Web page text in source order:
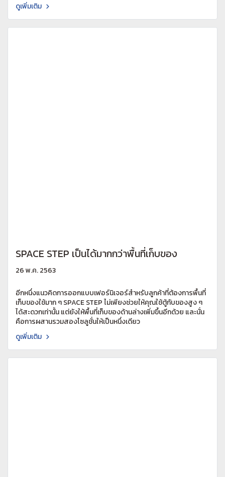
ดูเพิ่มเติม
SPACE STEP เป็นได้มากกว่าพื้นที่เก็บของ
26 พ.ค. 2563
อีกหนึ่งแนวคิดการออกแบบเฟอร์นิเจอร์สำหรับลูกค้าที่ต้องการพื้นที่
เก็บของใช้มาก ๆ SPACE STEP ไม่เพียงช่วยให้คุณใช้ตู้กับของสูง ๆ
ได้สะดวกเท่านั้น แต่ยังให้พื้นที่เก็บของด้านล่างเพิ่มขึ้นอีกด้วย และนั่น
คือการผสานรวมสองโซลูชั่นให้เป็นหนึ่งเดียว
ดูเพิ่มเติม